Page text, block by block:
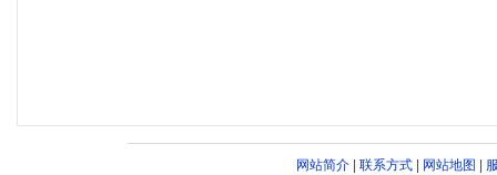
网站简介| 联系方式| 网站地图